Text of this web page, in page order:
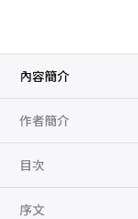
量
內容簡介
作者簡介
目次
序文